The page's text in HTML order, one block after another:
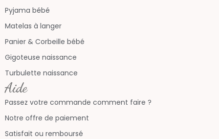
Pyjama bébé
Matelas à langer
Panier & Corbeille bébé
Gigoteuse naissance
Turbulette naissance
Aide
Passez votre commande comment faire ?
Notre offre de paiement
Satisfait ou remboursé